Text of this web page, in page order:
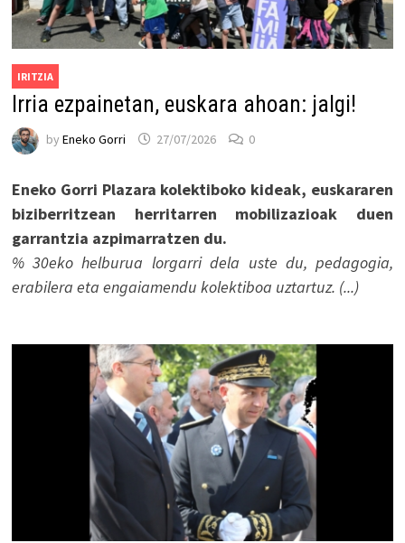
IRITZIA
Irria ezpainetan, euskara ahoan: jalgi!
by Eneko Gorri 27/07/2026 0
Eneko Gorri Plazara kolektiboko kideak, euskararen
biziberritzean herritarren mobilizazioak duen
garrantzia azpimarratzen du.
% 30eko helburua lorgarri dela uste du, pedagogia,
erabilera eta engaiamendu kolektiboa uztartuz. (...)